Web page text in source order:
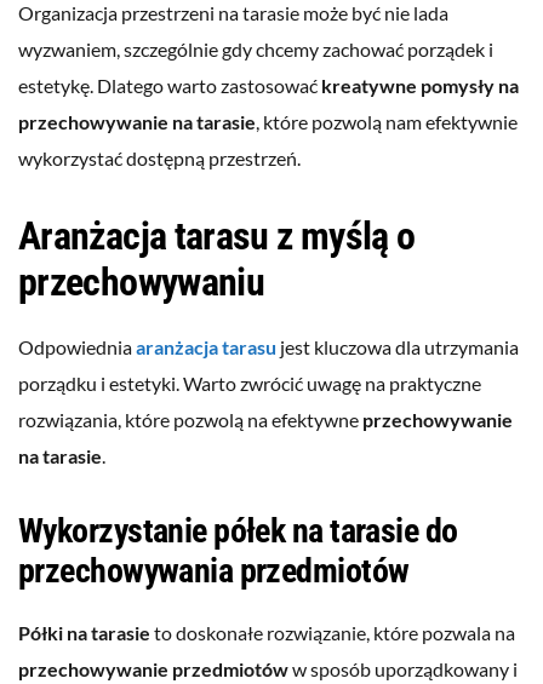
Organizacja przestrzeni na tarasie może być nie lada
wyzwaniem, szczególnie gdy chcemy zachować porządek i
estetykę. Dlatego warto zastosować kreatywne pomysły na
przechowywanie na tarasie, które pozwolą nam efektywnie
wykorzystać dostępną przestrzeń.
Aranżacja tarasu z myślą o
przechowywaniu
Odpowiedniaaranżacja tarasu jest kluczowa dla utrzymania
porządku i estetyki. Warto zwrócić uwagę na praktyczne
rozwiązania, które pozwolą na efektywne przechowywanie
na tarasie.
Wykorzystanie półek na tarasie do
przechowywania przedmiotów
Półki na tarasie to doskonałe rozwiązanie, które pozwala na
przechowywanie przedmiotóww sposób uporządkowany i